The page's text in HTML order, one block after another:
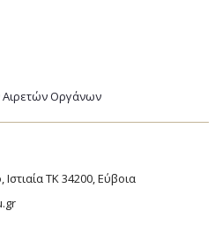
Αιρετών Οργάνων
ΤΚ 34200, Εύβοια